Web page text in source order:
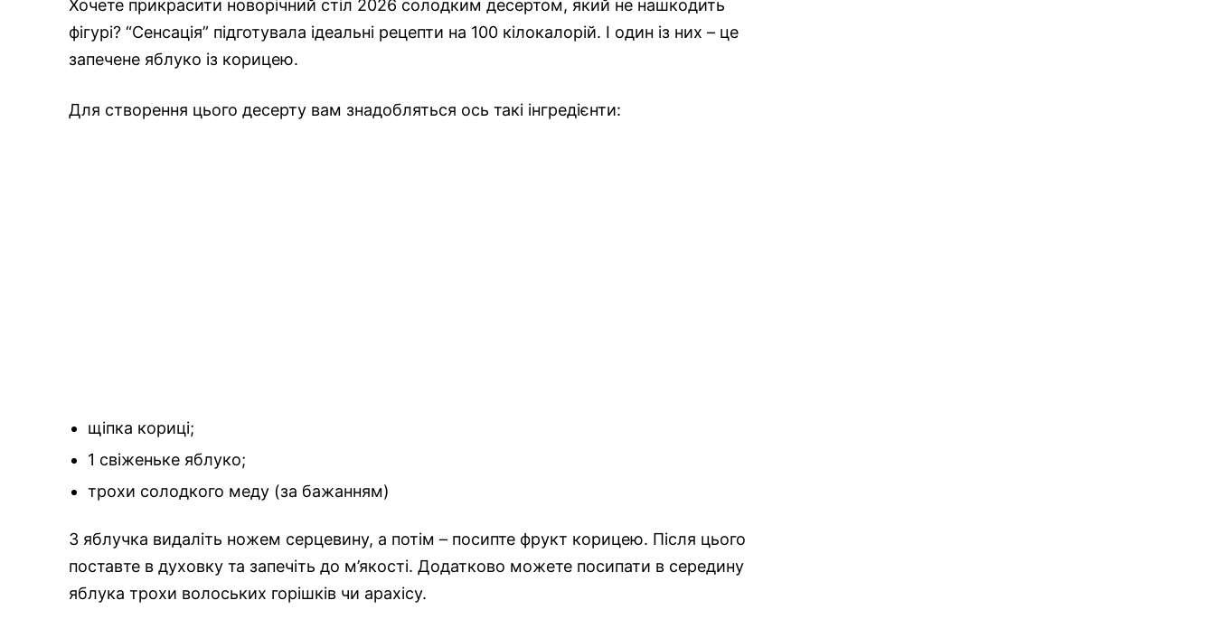
Хочете прикрасити новорічний стіл 2026 солодким десертом, який не нашкодить
фігурі? “Сенсація” підготувала ідеальні рецепти на 100 кілокалорій. І один із них – це
запечене яблуко із корицею.
Для створення цього десерту вам знадобляться ось такі інгредієнти:
щіпка кориці;
1 свіженьке яблуко;
трохи солодкого меду (за бажанням)
З яблучка видаліть ножем серцевину, а потім – посипте фрукт корицею. Після цього
поставте в духовку та запечіть до м’якості. Додатково можете посипати в середину
яблука трохи волоських горішків чи арахісу.